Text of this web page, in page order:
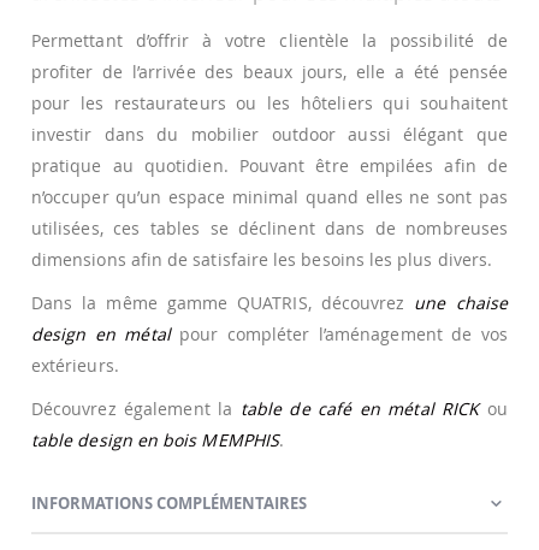
Permettant d’offrir à votre clientèle la possibilité de
profiter de l’arrivée des beaux jours, elle a été pensée
pour les restaurateurs ou les hôteliers qui souhaitent
investir dans du mobilier outdoor aussi élégant que
pratique au quotidien. Pouvant être empilées afin de
n’occuper qu’un espace minimal quand elles ne sont pas
utilisées, ces tables se déclinent dans de nombreuses
dimensions afin de satisfaire les besoins les plus divers.
Dans la même gamme QUATRIS, découvrez une chaise
design en métal pour compléter l’aménagement de vos
extérieurs.
Découvrez également la table de café en métal RICKou
table design en bois MEMPHIS.
INFORMATIONS COMPLÉMENTAIRES